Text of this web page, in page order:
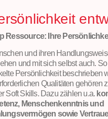
Ressource: Ihre
und ihren
und mit sich selbst auch.
Persönlichkeit beschrieben
Qualitäten gehören
Soft Skills. Dazu zählen u.a.
Menschenkenntnis und
sowie